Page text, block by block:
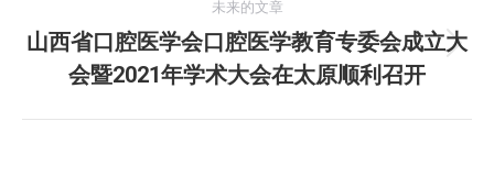
航
的
文
章：
未来的文章
未
来
的
山西省口腔医学会口腔医学教育专委会成立大
会暨2021年学术大会在太原顺利召开